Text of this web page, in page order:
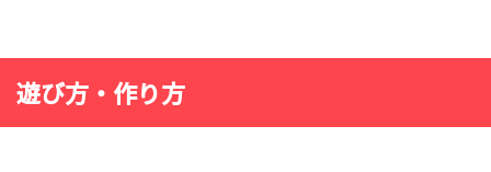
遊び方・作り方